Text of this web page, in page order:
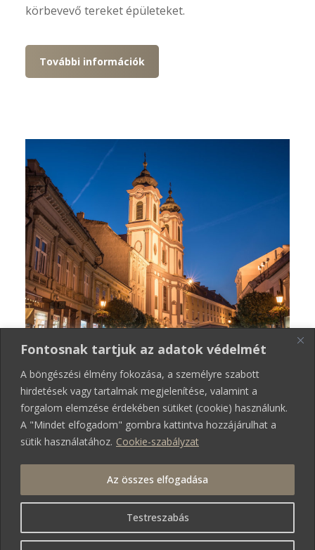
Fontosnak tartjuk az adatok védelmét
A böngészési élmény fokozása, a személyre szabott
hirdetések vagy tartalmak megjelenítése, valamint a
forgalom elemzése érdekében sütiket (cookie) használunk.
A "Mindet elfogadom" gombra kattintva hozzájárulhat a
sütik használatához. Cookie-szabályzat
Testreszabás
Az összes elfogadása
körbevevő tereket épületeket.
További információk